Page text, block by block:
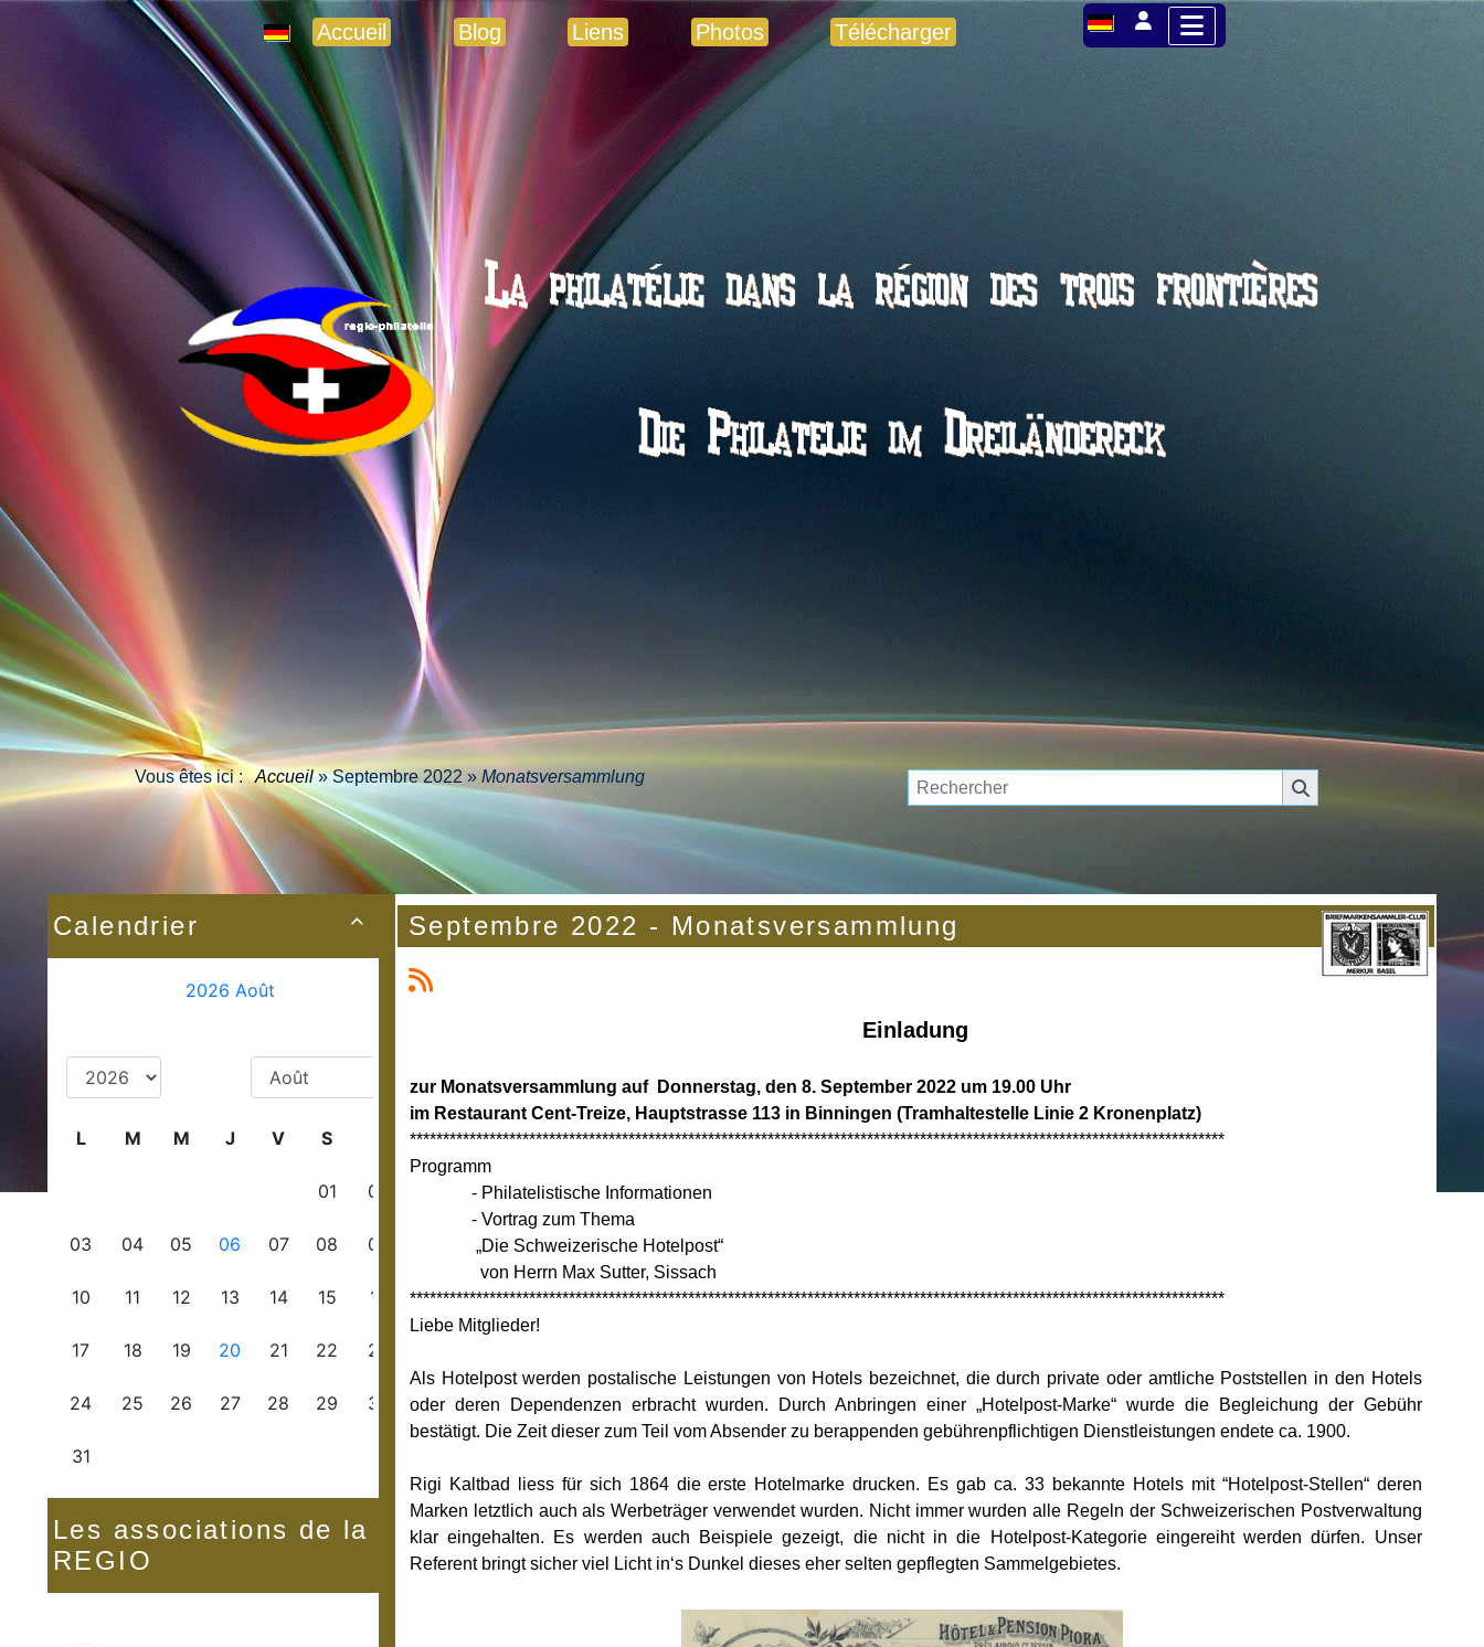
Accueil Blog Liens Photos Télécharger
Vous êtes ici :Accueil»Septembre 2022 » Monatsversammlung

Calendrier
Les associations de la
REGIO
Septembre 2022 - Monatsversammlung
Einladung
zur Monatsversammlung auf Donnerstag, den 8. September 2022 um 19.00 Uhr
im Restaurant Cent-Treize, Hauptstrasse 113 in Binningen (Tramhaltestelle Linie 2 Kronenplatz)
***************************************************************************************************************************
Programm
- Philatelistische Informationen
- Vortrag zum Thema
„Die Schweizerische Hotelpost“
von Herrn Max Sutter, Sissach
***************************************************************************************************************************
Liebe Mitglieder!
Als Hotelpost werden postalische Leistungen von Hotels bezeichnet, die durch private oder amtliche Poststellen in den Hotels
oder deren Dependenzen erbracht wurden. Durch Anbringen einer „Hotelpost-Marke“ wurde die Begleichung der Gebühr
bestätigt. Die Zeit dieser zum Teil vom Absender zu berappenden gebührenpflichtigen Dienstleistungen endete ca. 1900.
Rigi Kaltbad liess für sich 1864 die erste Hotelmarke drucken. Es gab ca. 33 bekannte Hotels mit “Hotelpost-Stellen“ deren
Marken letztlich auch als Werbeträger verwendet wurden. Nicht immer wurden alle Regeln der Schweizerischen Postverwaltung
klar eingehalten. Es werden auch Beispiele gezeigt, die nicht in die Hotelpost-Kategorie eingereiht werden dürfen. Unser
Referent bringt sicher viel Licht in‘s Dunkel dieses eher selten gepflegten Sammelgebietes.